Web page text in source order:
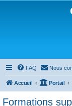
FAQ Nous
Accueil Portail
Formations